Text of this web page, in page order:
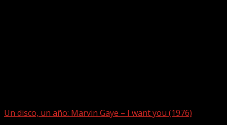
Un disco, un año: Marvin Gaye – I want you (1976)